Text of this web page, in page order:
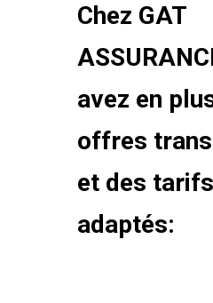
Chez GAT
avez en
offres
et des tarifs
adaptés: